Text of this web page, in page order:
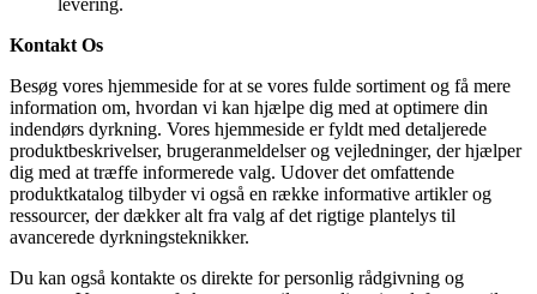
levering.
Kontakt Os
Besøg vores hjemmeside for at se vores fulde sortiment og få mere
information om, hvordan vi kan hjælpe dig med at optimere din
indendørs dyrkning. Vores hjemmeside er fyldt med detaljerede
produktbeskrivelser, brugeranmeldelser og vejledninger, der hjælper
dig med at træffe informerede valg. Udover det omfattende
produktkatalog tilbyder vi også en række informative artikler og
ressourcer, der dækker alt fra valg af det rigtige plantelys til
avancerede dyrkningsteknikker.
Du kan også kontakte os direkte for personlig rådgivning og